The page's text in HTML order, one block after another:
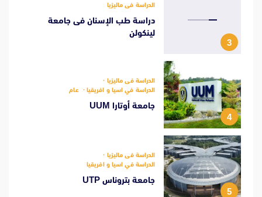
3
الدراسة فى ماليزيا
دراسة طب الإسنان فى جامعة
لينكولن
4
الدراسة فى ماليزيا
الدراسة في اسيا و افريقيا
عام
جامعة أوتارا UUM
5
الدراسة فى ماليزيا
الدراسة في اسيا و افريقيا
جامعة بتروناس UTP